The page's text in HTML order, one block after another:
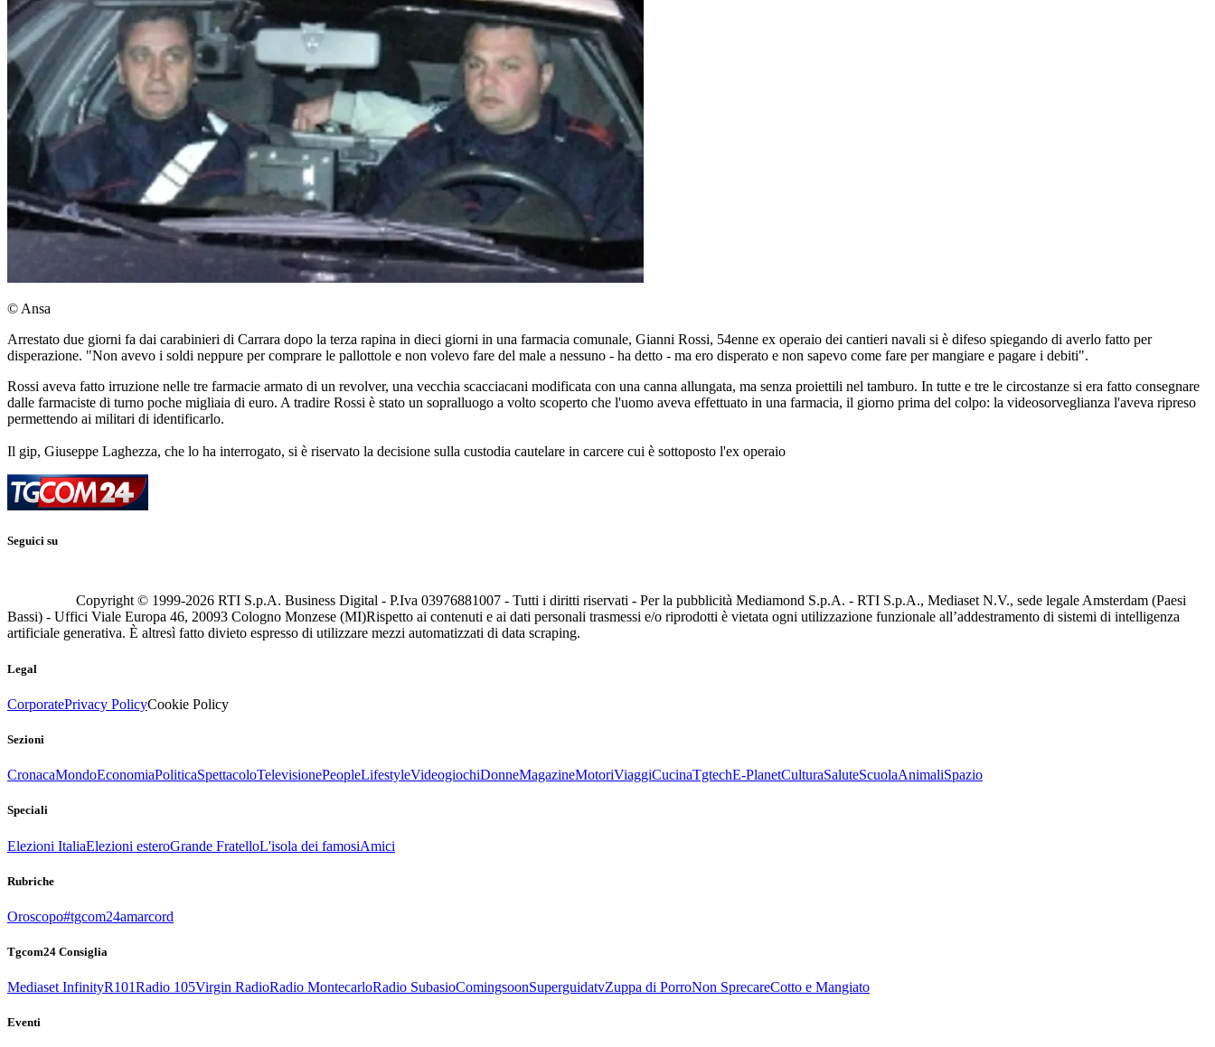
© Ansa
Arrestato due giorni fa dai carabinieri di Carrara dopo la terza rapina in dieci giorni in una farmacia comunale, Gianni Rossi, 54enne ex operaio dei cantieri navali si è difeso spiegando di averlo fatto per
disperazione. "Non avevo i soldi neppure per comprare le pallottole e non volevo fare del male a nessuno - ha detto - ma ero disperato e non sapevo come fare per mangiare e pagare i debiti".
Rossi aveva fatto irruzione nelle tre farmacie armato di un revolver, una vecchia scacciacani modificata con una canna allungata, ma senza proiettili nel tamburo. In tutte e tre le circostanze si era fatto consegnare
dalle farmaciste di turno poche migliaia di euro. A tradire Rossi è stato un sopralluogo a volto scoperto che l'uomo aveva effettuato in una farmacia, il giorno prima del colpo: la videosorveglianza l'aveva ripreso
permettendo ai militari di identificarlo.
Il gip, Giuseppe Laghezza, che lo ha interrogato, si è riservato la decisione sulla custodia cautelare in carcere cui è sottoposto l'ex operaio
Seguici su
Copyright © 1999-2026 RTI S.p.A. Business Digital - P.Iva 03976881007 - Tutti i diritti riservati - Per la pubblicità Mediamond S.p.A. - RTI S.p.A., Mediaset N.V., sede legale Amsterdam (Paesi
Bassi) - Uffici Viale Europa 46, 20093 Cologno Monzese (MI)Rispetto ai contenuti e ai dati personali trasmessi e/o riprodotti è vietata ogni utilizzazione funzionale all’addestramento di sistemi di intelligenza
artificiale generativa. È altresì fatto divieto espresso di utilizzare mezzi automatizzati di data scraping.
Legal
CorporatePrivacy PolicyCookie Policy
Sezioni
CronacaMondoEconomiaPoliticaSpettacoloTelevisionePeopleLifestyleVideogiochiDonneMagazineMotoriViaggiCucinaTgtechE-PlanetCulturaSaluteScuolaAnimaliSpazio
Speciali
Elezioni ItaliaElezioni esteroGrande FratelloL'isola dei famosiAmici
Rubriche
Oroscopo#tgcom24amarcord
Tgcom24 Consiglia
Mediaset InfinityR101Radio 105Virgin RadioRadio MontecarloRadio SubasioComingsoonSuperguidatvZuppa di PorroNon SprecareCotto e Mangiato
Eventi